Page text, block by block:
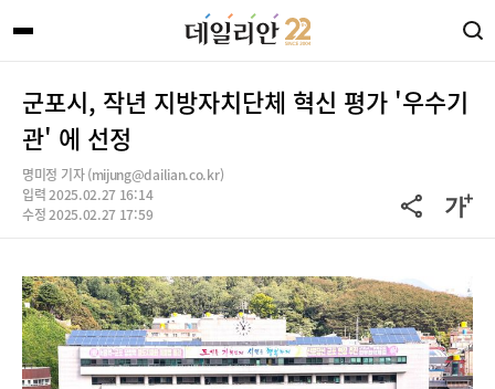
군포시, 작년 지방자치단체 혁신 평가 '우수기
관' 에 선정
명미정 기자 (mijung@dailian.co.kr)
입력 2025.02.27 16:14
수정 2025.02.27 17:59